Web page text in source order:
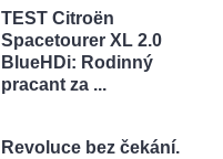
TEST Citroën
Spacetourer XL 2.0
BlueHDi: Rodinný
pracant za ...
Revoluce bez čekání.